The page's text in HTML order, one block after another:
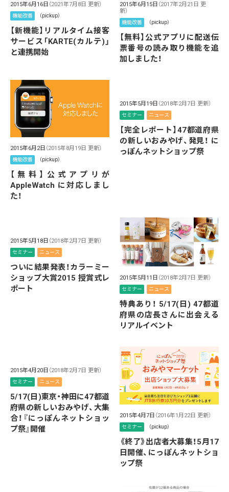
2015年6月16日 （2021年7月8日 更新）
機能改善 （pickup）
【新機能】リアルタイム接客
サービス「KARTE(カルテ)」
と連携開始
2015年6月15日 （2017年2月21日 更
新）
機能改善 （pickup）
【無料】公式アプリに配送伝
票番号の読み取り機能を追
加しました！
2015年6月2日 （2015年8月19日 更新）
機能改善 （pickup）
【無料】公式アプリが
AppleWatch に対応しまし
た！
2015年5月19日 （2018年2月7日 更新）
セミナー ニュース
【完全レポート】47都道府県
の新しいおみやげ、発見！ に
っぽんネットショップ祭
2015年5月18日 （2018年2月7日 更新）
セミナー ニュース
ついに結果発表！カラーミー
ショップ大賞2015 授賞式レ
ポート
2015年5月11日 （2018年2月7日 更新）
セミナー ニュース
特典あり！ 5/17(日) 47都道
府県の店長さんに出会える
リアルイベント
2015年4月20日 （2018年2月7日 更新）
セミナー ニュース
5/17(日)東京・神田に47都道
府県の新しいおみやげ、大集
合！『にっぽんネットショッ
プ祭』開催
2015年4月7日 （2016年1月22日 更新）
セミナー （pickup）
《終了》出店者大募集！5月17
日開催、にっぽんネットショ
ップ祭